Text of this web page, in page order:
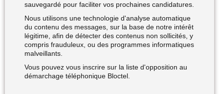
sauvegardé pour faciliter vos prochaines candidatures.
Nous utilisons une technologie d'analyse automatique
du contenu des messages, sur la base de notre intérêt
légitime, afin de détecter des contenus non sollicités, y
compris frauduleux, ou des programmes informatiques
malveillants.
Vous pouvez vous inscrire sur la liste d'opposition au
démarchage téléphonique Bloctel.